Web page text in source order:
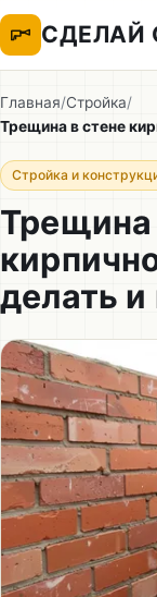
СДЕЛАЙ
Главная/Стройка/
Трещина в стене
Стройка и
Трещина
делать и